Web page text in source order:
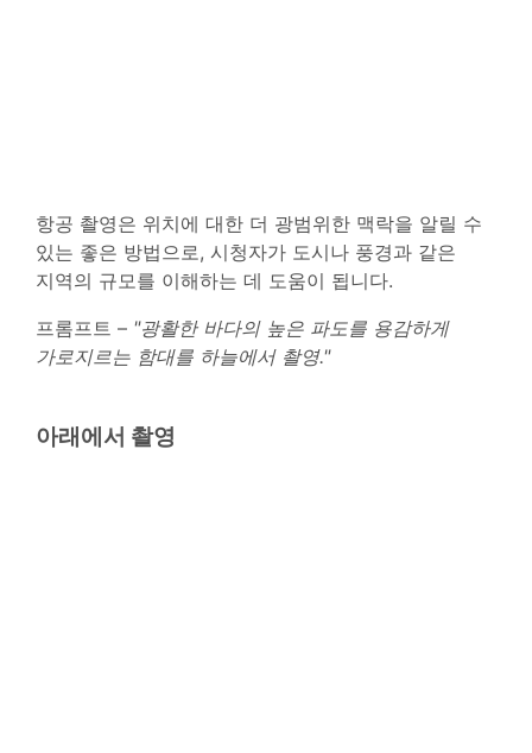
항공 촬영은 위치에 대한 더 광범위한 맥락을 알릴 수
있는 좋은 방법으로, 시청자가 도시나 풍경과 같은
지역의 규모를 이해하는 데 도움이 됩니다.
프롬프트 – "광활한 바다의 높은 파도를 용감하게
가로지르는 함대를 하늘에서 촬영."
아래에서 촬영